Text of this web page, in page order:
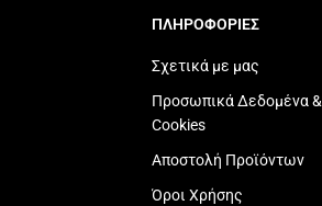
ΠΛΗΡΟΦΟΡΙΕΣ
Σχετικά με μας
Προσωπικά Δεδομένα &
Cookies
Αποστολή Προϊόντων
Όροι Χρήσης